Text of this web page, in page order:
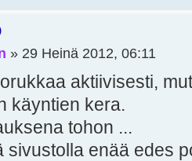
» 29 Heinä 2012, 06:11
aktiivisesti,
käyntien kera.
tohon ...
sivustolla enää edes